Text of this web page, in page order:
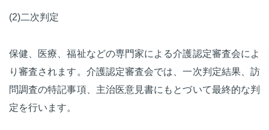
(2)二次判定
保健、医療、福祉などの専門家による介護認定審査会によ
り審査されます。介護認定審査会では、一次判定結果、訪
問調査の特記事項、主治医意見書にもとづいて最終的な判
定を行います。